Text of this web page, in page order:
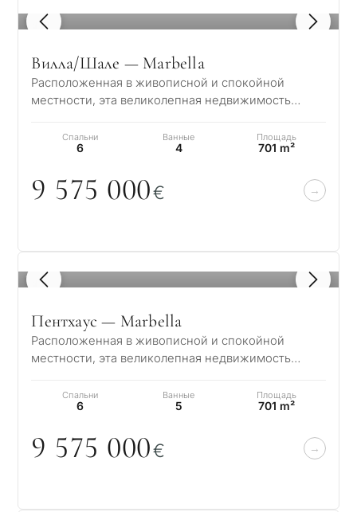
1 / 8
Вилла/Шале — Marbella
Расположенная в живописной и спокойной
местности, эта великолепная недвижимость
элегантности и…
Спальни
6
Ванные
4
Площадь
701 m²
9 575 000€
1 / 8
Пентхаус — Marbella
Расположенная в живописной и спокойной
местности, эта великолепная недвижимость
элегантности и…
Спальни
6
Ванные
5
Площадь
701 m²
9 575 000€